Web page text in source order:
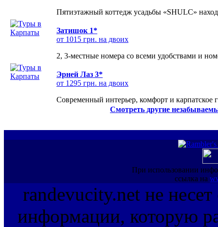
Пятиэтажный коттедж усадьбы «SHULC»
Затишок 1*
от 1015 грн. на двоих
2, 3-местные номера со всеми удобствами и
Эрней Лаз 3*
от 1295 грн. на двоих
Современный интерьер, комфорт и карпатское
Смотреть другие
При использовании
ссылка на
randevucity.net не несет
информации, которую